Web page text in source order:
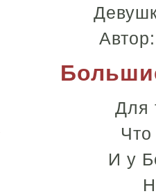
Для
И у